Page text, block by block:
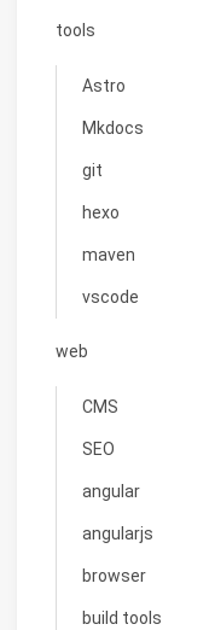
tools
Astro
Mkdocs
git
hexo
maven
vscode
web
CMS
SEO
angular
angularjs
browser
build tools